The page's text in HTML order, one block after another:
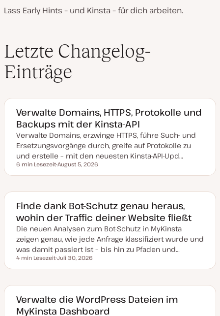
Lass Early Hints – und Kinsta – für dich arbeiten.
Letzte Changelog-
Einträge
Verwalte Domains, HTTPS, Protokolle und
Backups mit der Kinsta-API
Verwalte Domains, erzwinge HTTPS, führe Such- und
Ersetzungsvorgänge durch, greife auf Protokolle zu
und erstelle – mit den neuesten Kinsta-API-Upd…
Lesezeit
6 min Lesezeit
a
a
k
t
u
a
i
s
i
e
August 5, 2026
Finde dank Bot-Schutz genau heraus,
wohin der Traffic deiner Website fließt
Die neuen Analysen zum Bot-Schutz in MyKinsta
zeigen genau, wie jede Anfrage klassifiziert wurde und
was damit passiert ist – bis hin zu Pfaden und…
Lesezeit
4 min Lesezeit
a
k
t
Juli 30, 2026
Verwalte die WordPress Dateien im
MyKinsta Dashboard